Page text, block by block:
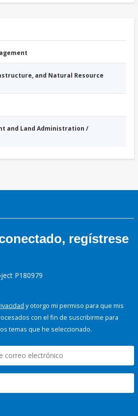
and Natural Resource
and Land Administration /
regístrese
P180979
y otorgo mi permiso para que mis
con el fin de suscribirme para
temas que he seleccionado.